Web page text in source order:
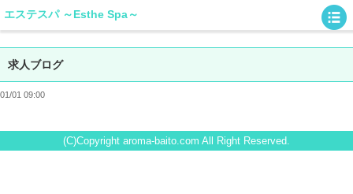
エステスパ ～Esthe Spa～
求人ブログ
01/01 09:00
(C)Copyright aroma-baito.com All Right Reserved.